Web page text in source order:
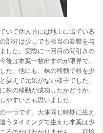
いて個人的には地上に出ている
部分は少しでも相当の影響を与
した。実際に一回目の間引きの
後は本葉一枚出すのが限界で、
た。他にも、株の移動で根を少
萎えて元気がない様子でした。
株の移動が成功したかどうか、
やすいとも思いました。
一つです。大体同じ時期に生え
うタイミングで生えた本葉は少